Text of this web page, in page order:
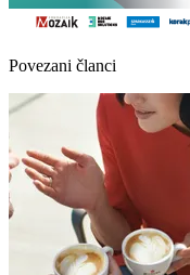
Povezani članci